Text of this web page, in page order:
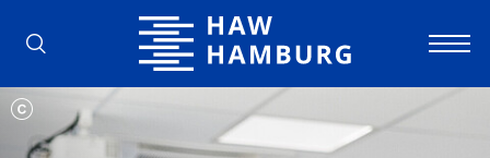
Hochschule für Angewandte